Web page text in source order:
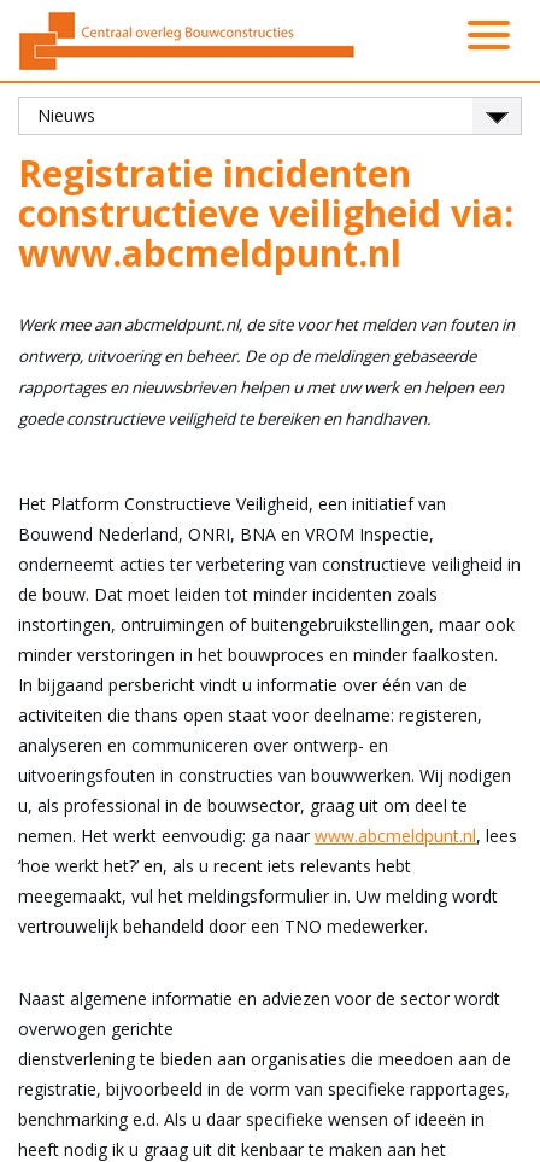
Registratie incidenten
constructieve veiligheid via:
www.abcmeldpunt.nl
Werk mee aan abcmeldpunt.nl, de site voor het melden van fouten in
ontwerp, uitvoering en beheer. De op de meldingen gebaseerde
rapportages en nieuwsbrieven helpen u met uw werk en helpen een
goede constructieve veiligheid te bereiken en handhaven.
Het Platform Constructieve Veiligheid, een initiatief van
Bouwend Nederland, ONRI, BNA en VROM Inspectie,
onderneemt acties ter verbetering van constructieve veiligheid in
de bouw. Dat moet leiden tot minder incidenten zoals
instortingen, ontruimingen of buitengebruikstellingen, maar ook
minder verstoringen in het bouwproces en minder faalkosten.
In bijgaand persbericht vindt u informatie over één van de
activiteiten die thans open staat voor deelname: registeren,
analyseren en communiceren over ontwerp- en
uitvoeringsfouten in constructies van bouwwerken. Wij nodigen
u, als professional in de bouwsector, graag uit om deel te
nemen. Het werkt eenvoudig: ga naar www.abcmeldpunt.nl, lees
‘hoe werkt het?’ en, als u recent iets relevants hebt
meegemaakt, vul het meldingsformulier in. Uw melding wordt
vertrouwelijk behandeld door een TNO medewerker.
Naast algemene informatie en adviezen voor de sector wordt
overwogen gerichte
dienstverlening te bieden aan organisaties die meedoen aan de
registratie, bijvoorbeeld in de vorm van specifieke rapportages,
benchmarking e.d. Als u daar specifieke wensen of ideeën in
heeft nodig ik u graag uit dit kenbaar te maken aan het